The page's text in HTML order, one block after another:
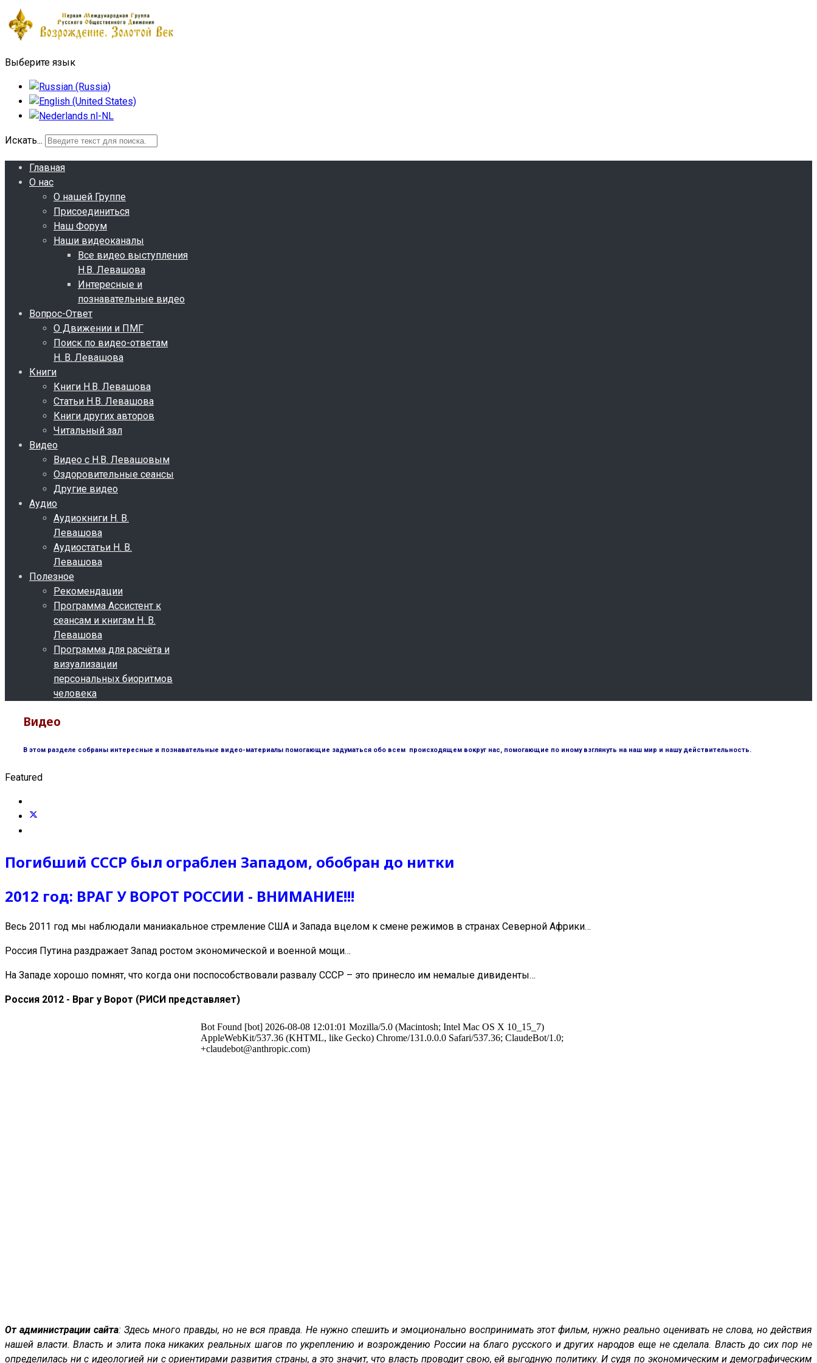
Выберите язык
Искать...
Главная
О нас
О нашей Группе
Присоединиться
Наш Форум
Наши видеоканалы
Все видео выступления
Н.В. Левашова
Интересные и
познавательные видео
Вопрос-Ответ
О Движении и ПМГ
Поиск по видео-ответам
Н. В. Левашова
Книги
Книги Н.В. Левашова
Статьи Н.В. Левашова
Книги других авторов
Читальный зал
Видео
Видео с Н.В. Левашовым
Оздоровительные сеансы
Другие видео
Аудио
Аудиокниги Н. В.
Левашова
Аудиостатьи Н. В.
Левашова
Полезное
Рекомендации
Программа Ассистент к
сеансам и книгам Н. В.
Левашова
Программа для расчёта и
визуализации
персональных биоритмов
человека
Видео
В этом разделе собраны интересные и познавательные видео-материалы помогающие задуматься обо всем происходящем вокруг нас, помогающие по иному взглянуть на наш мир и нашу действительность.
Featured
Погибший СССР был ограблен Западом, обобран до нитки
2012 год: ВРАГ У ВОРОТ РОССИИ - ВНИМАНИЕ!!!
Весь 2011 год мы наблюдали маниакальное стремление США и Запада вцелом к смене режимов в странах Северной Африки…
Россия Путина раздражает Запад ростом экономической и военной мощи…
На Западе хорошо помнят, что когда они поспособствовали развалу СССР – это принесло им немалые дивиденты…
Россия 2012 - Враг у Ворот (РИСИ представляет)
От администрации сайта: Здесь много правды, но не вся правда. Не нужно спешить и эмоционально воспринимать этот фильм, нужно реально оценивать не слова, но действия
нашей власти. Власть и элита пока никаких реальных шагов по укреплению и возрождению России на благо русского и других народов еще не сделала. Власть до сих пор не
определилась ни с идеологией ни с ориентирами развития страны, а это значит, что власть проводит свою, ей выгодную политику. И судя по экономическим и демографическим